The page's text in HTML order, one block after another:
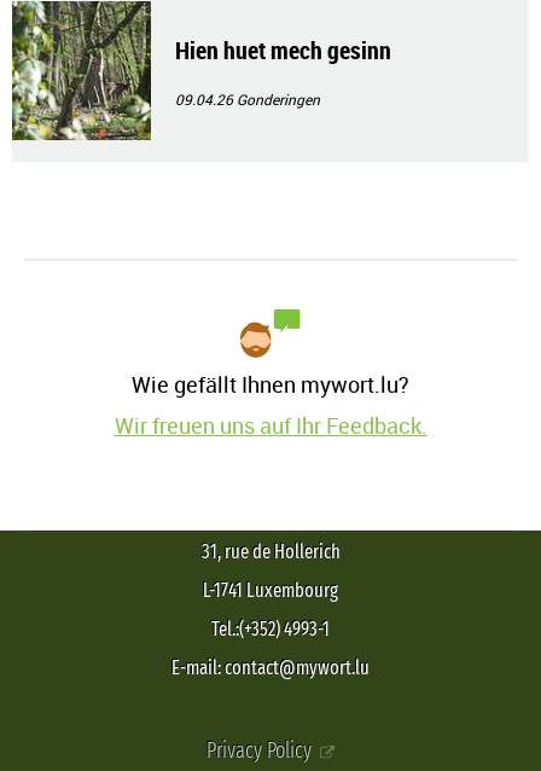
Hien huet mech gesinn
09.04.26Gonderingen
Wie gefällt Ihnen mywort.lu?
Wir freuen uns auf Ihr Feedback.
31, rue de Hollerich
L-1741 Luxembourg
Tel.:(+352) 4993-1
E-mail: contact@mywort.lu
Privacy Policy